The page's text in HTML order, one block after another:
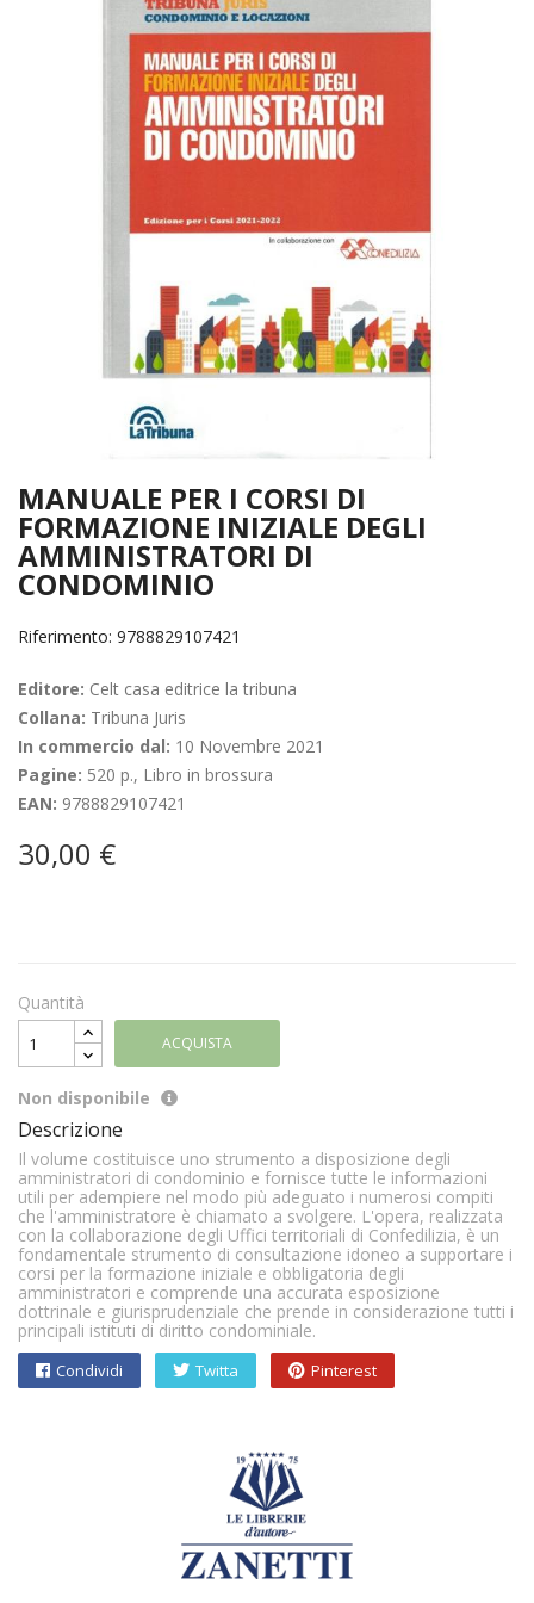
MANUALE PER I CORSI DI
FORMAZIONE INIZIALE DEGLI
AMMINISTRATORI DI
CONDOMINIO
Riferimento: 9788829107421
Editore: Celt casa editrice la tribuna
Collana: Tribuna Juris
In commercio dal: 10 Novembre 2021
Pagine: 520 p., Libro in brossura
EAN: 9788829107421
30,00 €
Quantità
ACQUISTA
Non disponibile
Descrizione
Il volume costituisce uno strumento a disposizione degli
amministratori di condominio e fornisce tutte le informazioni
utili per adempiere nel modo più adeguato i numerosi compiti
che l'amministratore è chiamato a svolgere. L'opera, realizzata
con la collaborazione degli Uffici territoriali di Confedilizia, è un
fondamentale strumento di consultazione idoneo a supportare i
corsi per la formazione iniziale e obbligatoria degli
amministratori e comprende una accurata esposizione
dottrinale e giurisprudenziale che prende in considerazione tutti i
principali istituti di diritto condominiale.
Condividi Twitta Pinterest